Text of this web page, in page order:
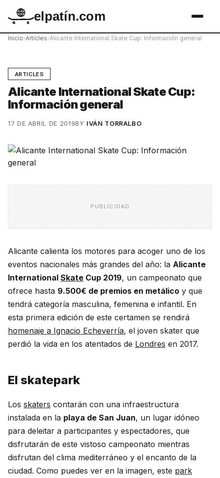
elpatín.com
Inicio›Articles›Alicante International Skate Cup: Información general
ARTICLES
Alicante International Skate Cup:
Información general
17 DE ABRIL DE 2019BY IVÁN TORRALBO
PUBLICIDAD
Alicante calienta los motores para acoger uno de los
eventos nacionales más grandes del año: la Alicante
International Skate Cup 2019, un campeonato que
ofrece hasta 9.500€ de premios en metálico y que
tendrá categoría masculina, femenina e infantil. En
esta primera edición de este certamen se rendirá
homenaje a Ignacio Echeverría, el joven skater que
perdió la vida en los atentados de Londres en 2017.
El skatepark
Los skaters contarán con una infraestructura
instalada en la playa de San Juan, un lugar idóneo
para deleitar a participantes y espectadores, que
disfrutarán de este vistoso campeonato mientras
disfrutan del clima mediterráneo y el encanto de la
ciudad. Como puedes ver en la imagen, este park